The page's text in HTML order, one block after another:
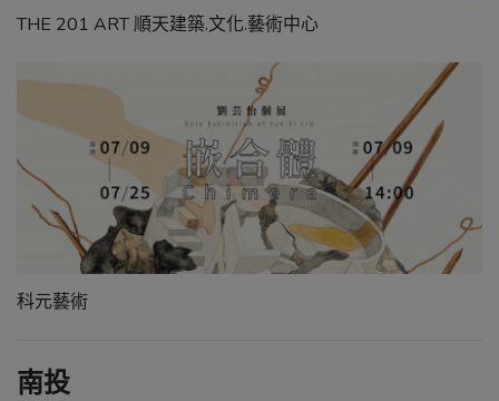
THE 201 ART 順天建築.文化.藝術中心
科元藝術
南投